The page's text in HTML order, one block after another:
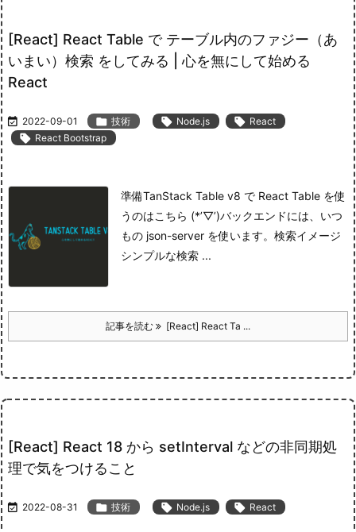
[React] React Table で テーブル内のファジー（あ
いまい）検索 をしてみる | 心を無にして始める
React
 2022-09-01  技術  Node.js  React
 React Bootstrap
準備TanStack Table v8 で React Table を使
うのはこちら (*’▽’)バックエンドには、いつ
もの json-server を使います。検索イメージ
シンプルな検索 ...
記事を読む [React] React Ta ...
[React] React 18 から setInterval などの非同期処
理で気をつけること
 2022-08-31  技術  Node.js  React